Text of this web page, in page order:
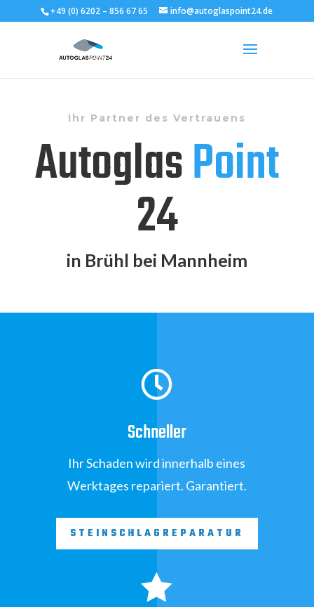
+49 (0) 6202 – 856 67 65 info@autoglaspoint24.de
Ihr Partner des Vertrauens
AutoglasPoint
24
in Brühl bei Mannheim

Schneller
Ihr Schaden wird innerhalb eines
Werktages repariert. Garantiert.
STEINSCHLAGREPARATUR
